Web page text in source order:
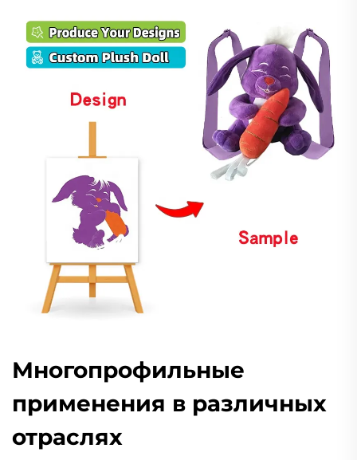
Многопрофильные
применения в различных
отраслях